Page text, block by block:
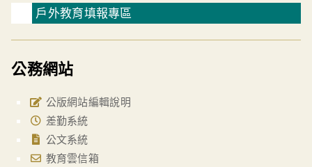
戶外教育填報專區
公務網站
公版網站編輯說明
差勤系統
公文系統
教育雲信箱